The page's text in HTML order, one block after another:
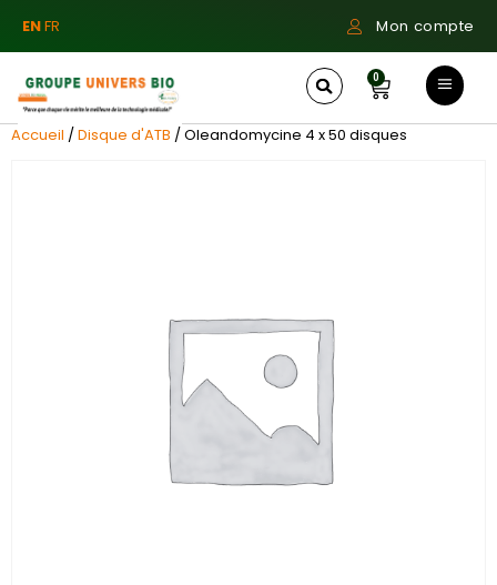
ENFR Mon compte
0
Accueil /Disque d'ATB / Oleandomycine 4 x 50 disques